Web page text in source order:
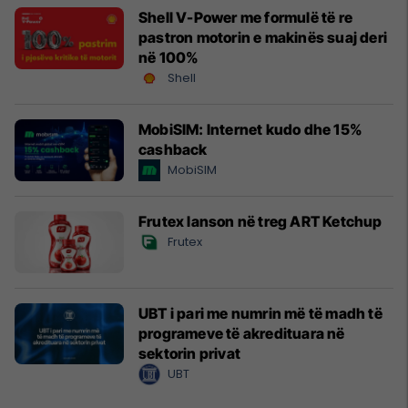
Shell V-Power me formulë të re
pastron motorin e makinës suaj deri
në 100%
Shell
MobiSIM: Internet kudo dhe 15%
cashback
MobiSIM
Frutex lanson në treg ART Ketchup
Frutex
UBT i pari me numrin më të madh të
programeve të akredituara në
sektorin privat
UBT